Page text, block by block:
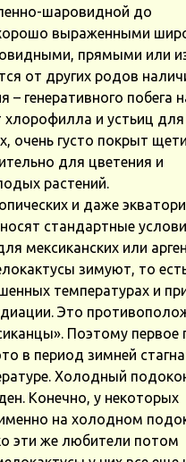
шаровидной до
выраженными
прямыми или
от других родов
– генеративного побега
хлорофилла и устьиц для
очень густо покрыт
для цветения и
растений.
и даже
стандартные
мексиканских или
зимуют, то
температурах и
Это
Поэтому первое
в период зимней
Холодный
Конечно, у некоторых
на холодном
эти же любители потом